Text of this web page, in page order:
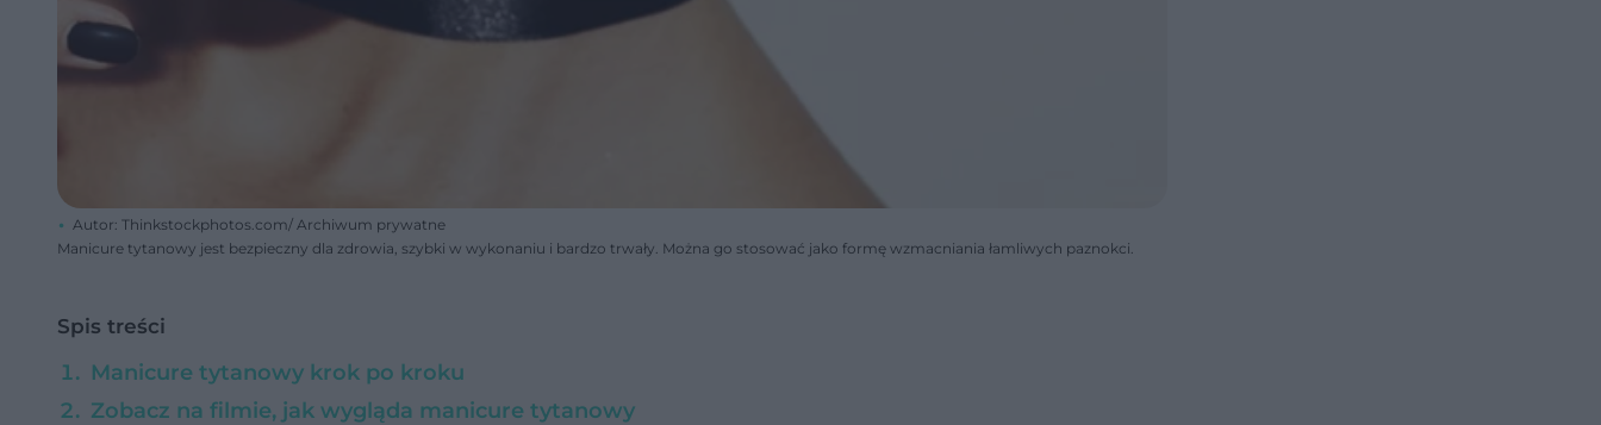
Autor: Thinkstockphotos.com/ Archiwum prywatne
Manicure tytanowy jest bezpieczny dla zdrowia, szybki w wykonaniu i bardzo trwały. Można go stosować jako formę wzmacniania łamliwych paznokci.
Spis treści
Manicure tytanowy krok po kroku
Zobacz na filmie, jak wygląda manicure tytanowy